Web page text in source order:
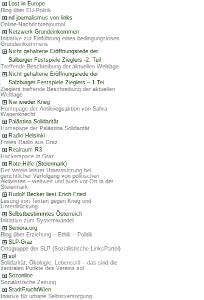
Lost in Europe
Blog über EU-Politik
nd journalismus von links
Online-Nachrichtenjournal
Netzwerk Grundeinkommen
Initiative zur Einführung eines bedingungslosen
Grundeinkommens
Nicht gehaltene Eröffnungsrede der
Salburger Festspiele Zieglers -2. Teil
Treffende Beschreibung der aktuellen Weltlage
Nicht gehaltene Eröffnungsrede der
Salzburger Festspiele Zieglers – 1.Tei
Zieglers treffende Beschreibung der aktuellen
Weltlage
Nie wieder Krieg
Homepage der Antikriegsaktion von Sahra
Wagenknecht
Palästina Solidarität
Homepage der Palästina Solidarität
Radio Helsinki
Freies Radio aus Graz
Realraum R3
Hackerspace in Graz
Rote Hilfe (Steiermark)
Der Verein leistet Unterstützung bei
gerichtlicher Verfolgung von politischen
Aktivisten – weltweit und auch vor Ort in der
Steiermark
Rudolf Becker liest Erich Fried
Lesung von Texten gegen Krieg und
Unterdrückung
Selbstbestimmtes Österreich
Initiative zum Systemwandel
Seniora.org
Blog über Erziehung – Ethik – Politik
SLP-Graz
Ortsgruppe der SLP (Sozialistische LinksPartei)
sol
Solidarität, Ökologie, Lebensstil – das sind die
zentralen Punkte des Vereins sol
Sozonline
Sozialistische Zeitung
StadtFruchtWien
Iniative für urbane Selbstversorgung